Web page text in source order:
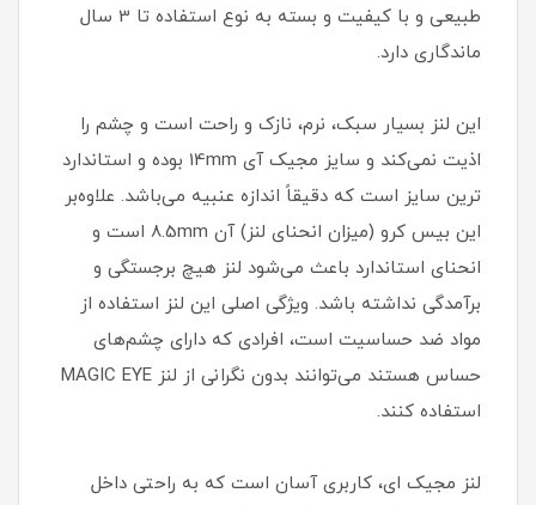
طبیعی و با کیفیت و بسته به نوع استفاده تا 3 سال
ماندگاری دارد.
این لنز بسیار سبک، نرم، نازک و راحت است و چشم را
اذیت نمی‌کند و سایز مجیک آی 14mm بوده و استاندارد
ترین سایز است که دقیقاً اندازه عنبیه می‌باشد. علاوه‌بر
این بیس کرو (میزان انحنای لنز) آن 8.5mm است و
انحنای استاندارد باعث می‌شود لنز هیچ برجستگی و
برآمدگی نداشته باشد. ویژگی اصلی این لنز استفاده از
مواد ضد حساسیت است، افرادی که دارای چشم‌های
حساس هستند می‌توانند بدون نگرانی از لنز MAGIC EYE
استفاده کنند.
لنز مجیک ای، کاربری آسان است که به راحتی داخل